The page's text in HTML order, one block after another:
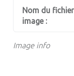
Image info
Nom du fichier
image :